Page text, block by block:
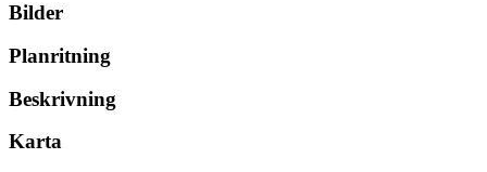
Bilder
Planritning
Beskrivning
Karta